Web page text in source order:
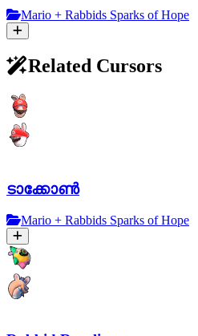
Mario + Rabbids Sparks of Hope
Related Cursors
ടാക്കോണ്‍
Mario + Rabbids Sparks of Hope